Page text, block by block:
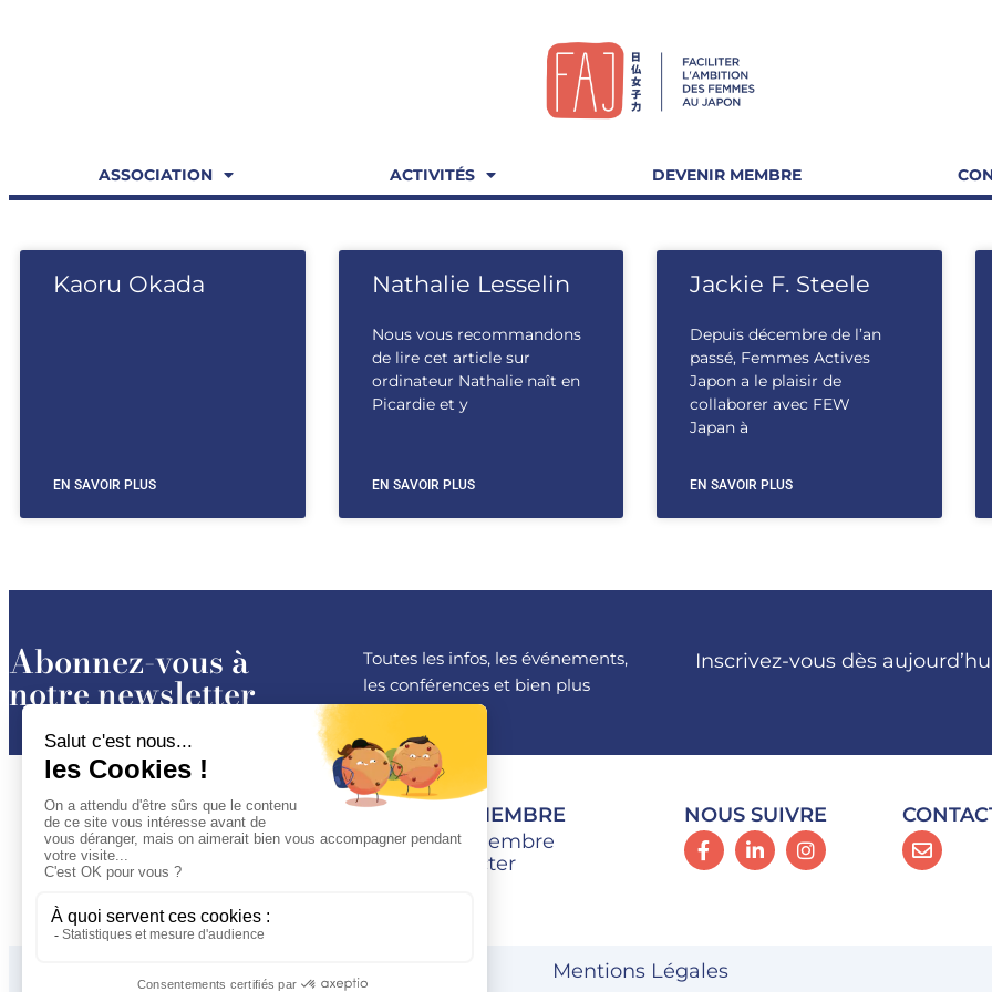
ASSOCIATION ACTIVITÉS DEVENIR MEMBRE
Kaoru Okada
EN SAVOIR PLUS
Nathalie Lesselin
Nous vous recommandons
de lire cet article sur
ordinateur Nathalie naît en
Picardie et y
EN SAVOIR PLUS
Jackie F. Steele
Depuis décembre de l’an
passé, Femmes Actives
Japon a le plaisir de
collaborer avec FEW
Japan à
EN SAVOIR PLUS
Abonnez-vous à
notre newsletter
Toutes les infos, les événements,
les conférences et bien plus
Inscrivez-vous dès
ESPACE MEMBRE
Devenir Membre
Se connecter
NOUS SUIVRE
Mentions Légales